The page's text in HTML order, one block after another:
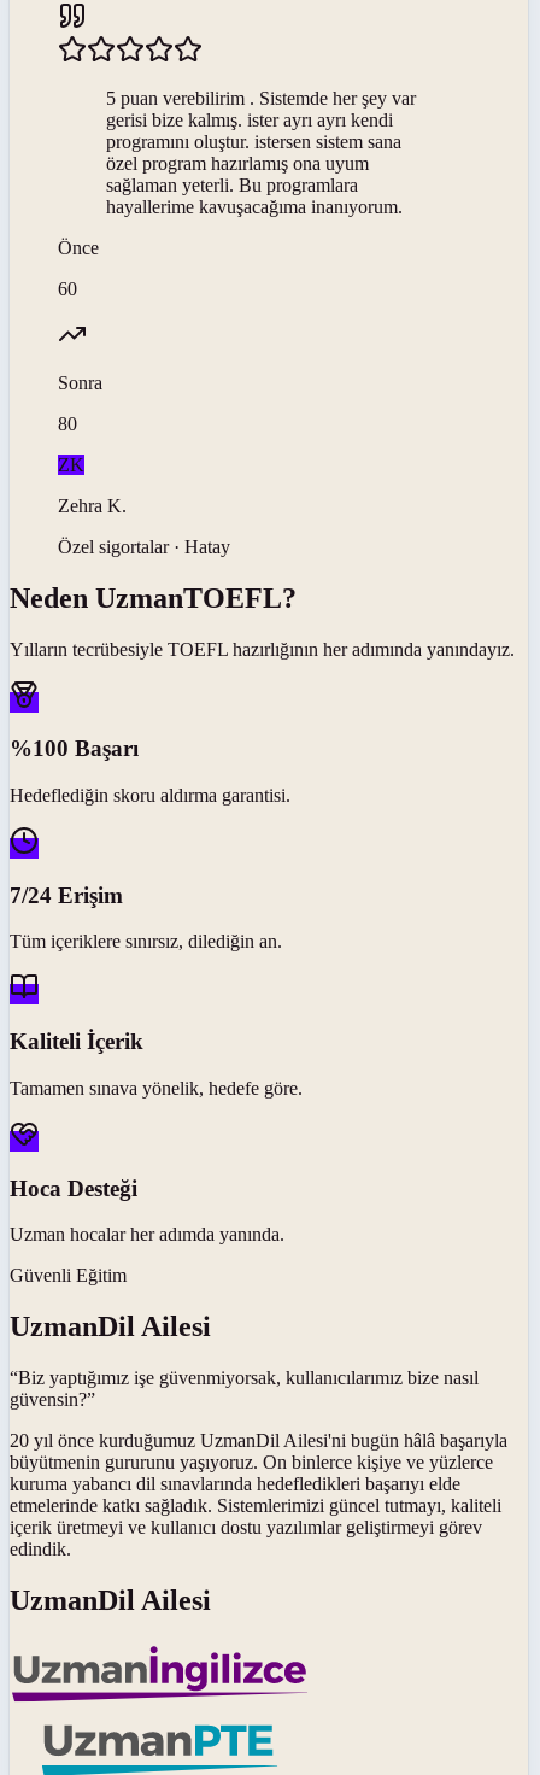
5 puan verebilirim . Sistemde her şey var
gerisi bize kalmış. ister ayrı ayrı kendi
programını oluştur. istersen sistem sana
özel program hazırlamış ona uyum
sağlaman yeterli. Bu programlara
hayallerime kavuşacağıma inanıyorum.
Önce
60
Sonra
80
ZK
Zehra K.
Özel sigortalar · Hatay
Neden UzmanTOEFL?
Yılların tecrübesiyle TOEFL hazırlığının her adımında yanındayız.
%100 Başarı
Hedeflediğin skoru aldırma garantisi.
7/24 Erişim
Tüm içeriklere sınırsız, dilediğin an.
Kaliteli İçerik
Tamamen sınava yönelik, hedefe göre.
Hoca Desteği
Uzman hocalar her adımda yanında.
Güvenli Eğitim
UzmanDil Ailesi
“Biz yaptığımız işe güvenmiyorsak, kullanıcılarımız bize nasıl
güvensin?”
20 yıl önce kurduğumuz UzmanDil Ailesi'ni bugün hâlâ başarıyla
büyütmenin gururunu yaşıyoruz. On binlerce kişiye ve yüzlerce
kuruma yabancı dil sınavlarında hedefledikleri başarıyı elde
etmelerinde katkı sağladık. Sistemlerimizi güncel tutmayı, kaliteli
içerik üretmeyi ve kullanıcı dostu yazılımlar geliştirmeyi görev
edindik.
UzmanDil Ailesi